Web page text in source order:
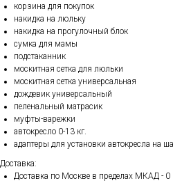
корзина для покупок
накидка на люльку
накидка на прогулочный блок
сумка для мамы
подстаканник
москитная сетка для люльки
москитная сетка универсальная
дождевик универсальный
пеленальный матрасик
муфты-варежки
автокресло 0-13 кг.
адаптеры для установки автокресла на
Доставка:
Доставка по Москве в пределах МКАД - 0